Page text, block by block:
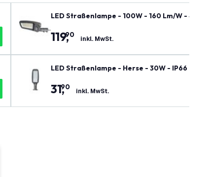
LED Straßenlampe - 100W - 160 Lm/W -
119,
90 inkl. MwSt.
LED Straßenlampe - Herse - 30W - IP66 -
31,
90 inkl. MwSt.